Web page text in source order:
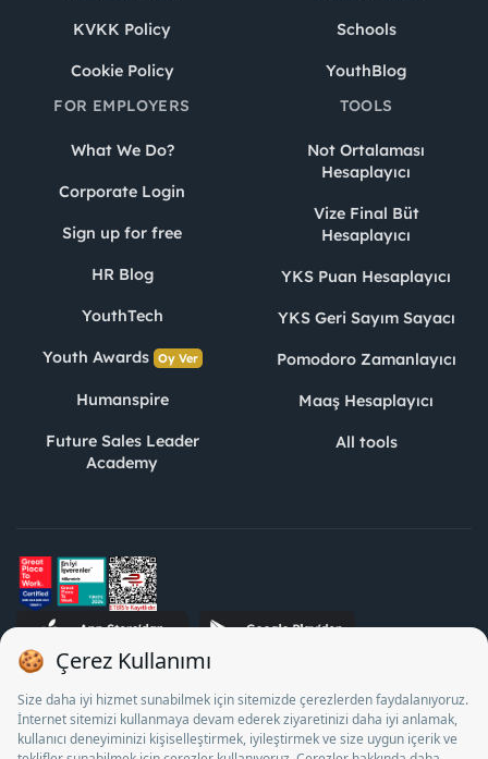
KVKK Policy
Cookie Policy
Schools
YouthBlog
FOR EMPLOYERS
What We Do?
Corporate Login
Sign up for free
HR Blog
YouthTech
Youth Awards Oy Ver
Humanspire
Future Sales Leader
Academy
TOOLS
Not Ortalaması
Hesaplayıcı
Vize Final Büt
Hesaplayıcı
YKS Puan Hesaplayıcı
YKS Geri Sayım Sayacı
Pomodoro Zamanlayıcı
Maaş Hesaplayıcı
All tools
STJ Human Resources Informatics and Consultancy Inc. as a
Private Employment Agency to operate between 13/05/2025 -